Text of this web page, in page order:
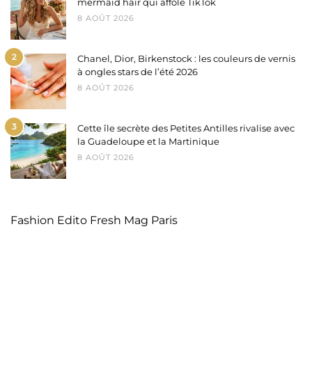
8 AOÛT 2026
2
Chanel, Dior, Birkenstock : les couleurs de vernis
à ongles stars de l’été 2026
8 AOÛT 2026
3
Cette île secrète des Petites Antilles rivalise avec
la Guadeloupe et la Martinique
8 AOÛT 2026
Fashion Edito Fresh Mag Paris